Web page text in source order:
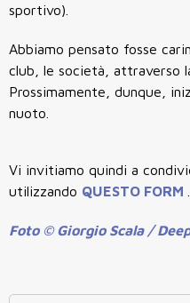
sportivo).
Abbiamo pensato fosse
club, le società, attraverso
Prossimamente, dunque,
nuoto.
Vi invitiamo quindi a
utilizzando QUESTO FORM
Foto © Giorgio Scala /